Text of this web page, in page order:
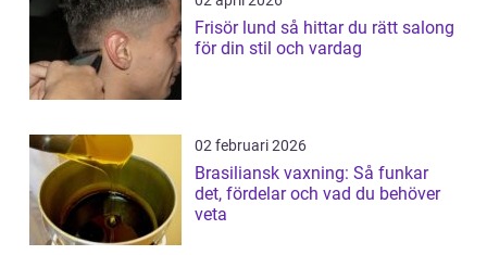
Frisör lund så hittar du rätt salong
för din stil och vardag
02 februari 2026
Brasiliansk vaxning: Så funkar
det, fördelar och vad du behöver
veta